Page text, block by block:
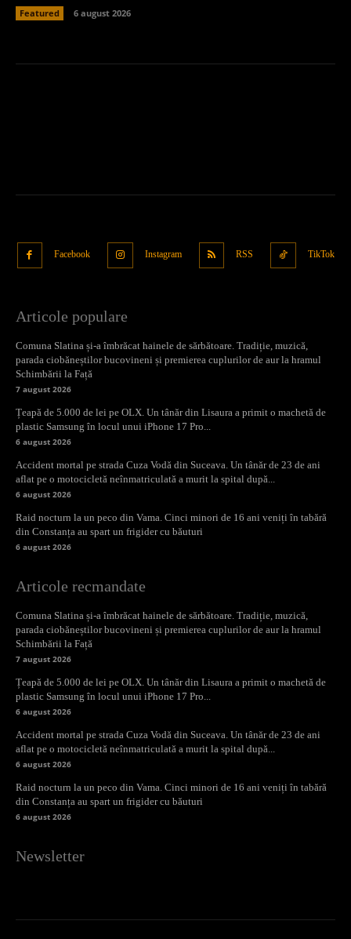
Featured 6 august 2026
Facebook Instagram RSS TikTok
Articole populare
Comuna Slatina și-a îmbrăcat hainele de sărbătoare. Tradiție, muzică,
parada ciobăneștilor bucovineni și premierea cuplurilor de aur la hramul
Schimbării la Față
7 august 2026
Țeapă de 5.000 de lei pe OLX. Un tânăr din Lisaura a primit o machetă de
plastic Samsung în locul unui iPhone 17 Pro...
6 august 2026
Accident mortal pe strada Cuza Vodă din Suceava. Un tânăr de 23 de ani
aflat pe o motocicletă neînmatriculată a murit la spital după...
6 august 2026
Raid nocturn la un peco din Vama. Cinci minori de 16 ani veniți în tabără
din Constanța au spart un frigider cu băuturi
6 august 2026
Articole recmandate
Comuna Slatina și-a îmbrăcat hainele de sărbătoare. Tradiție, muzică,
parada ciobăneștilor bucovineni și premierea cuplurilor de aur la hramul
Schimbării la Față
7 august 2026
Țeapă de 5.000 de lei pe OLX. Un tânăr din Lisaura a primit o machetă de
plastic Samsung în locul unui iPhone 17 Pro...
6 august 2026
Accident mortal pe strada Cuza Vodă din Suceava. Un tânăr de 23 de ani
aflat pe o motocicletă neînmatriculată a murit la spital după...
6 august 2026
Raid nocturn la un peco din Vama. Cinci minori de 16 ani veniți în tabără
din Constanța au spart un frigider cu băuturi
6 august 2026
Newsletter